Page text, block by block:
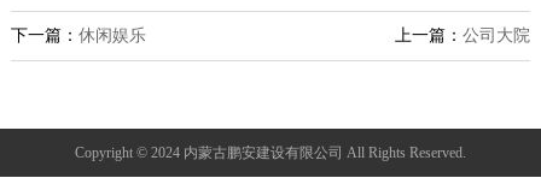
上一篇：公司大院
下一篇： 休闲娱乐
Copyright © 2024 内蒙古鹏安建设有限公司 All Rights Reserved.